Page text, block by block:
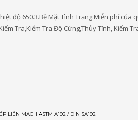
độ 650.3.Bề Mặt Tình Trạng:Miễn phí
Tra,Kiểm Tra Độ Cứng,Thủy Tĩnh, Kiểm
LIỀN MẠCH ASTM A192 / DIN SA192